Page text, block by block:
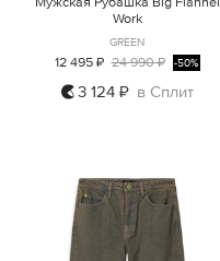
M L XL
Work
GREEN
12 495 ₽ 24 990 ₽ -50%
3 124 ₽ в Сплит